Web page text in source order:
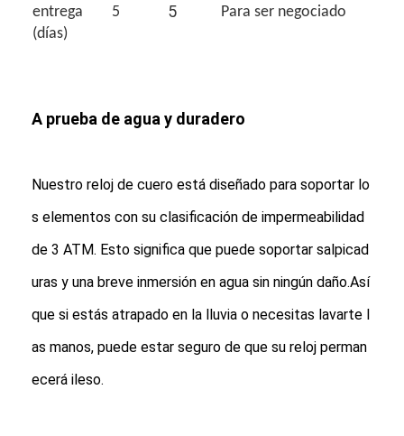
entrega
(días)
5 5 Para ser negociado
A prueba de agua y duradero
Nuestro reloj de cuero está diseñado para soportar lo
s elementos con su clasificación de impermeabilidad
de 3 ATM. Esto significa que puede soportar salpicad
uras y una breve inmersión en agua sin ningún daño.Así
que si estás atrapado en la lluvia o necesitas lavarte l
as manos, puede estar seguro de que su reloj perman
ecerá ileso.